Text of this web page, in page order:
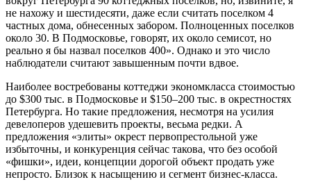
не нахожу и шестидесяти, даже если считать поселком 4
частных дома, обнесенных забором. Полноценных поселков
около 30. В Подмосковье, говорят, их около семисот, но
реально я бы назвал поселков 400». Однако и это число
наблюдатели считают завышенным почти вдвое.
Наиболее востребованы коттеджи эконом­класса стоимостью
до $300 тыс. в Подмосковье и $150–200 тыс. в окрестностях
Петербурга. Но такие предложения, несмотря на усилия
девелоперов удешевить проекты, весьма редки. А
предложения «элиты» окрест первопрестольной уже
избыточны, и конкуренция сейчас такова, что без особой
«фишки», идеи, концепции дорогой объект продать уже
непросто. Близок к насыщению и сегмент бизнес-класса.